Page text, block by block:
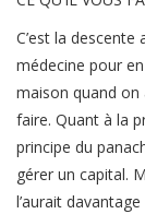
C’est la
médecine pour
maison quand on
faire. Quant à la
principe du
gérer un capital.
l’aurait